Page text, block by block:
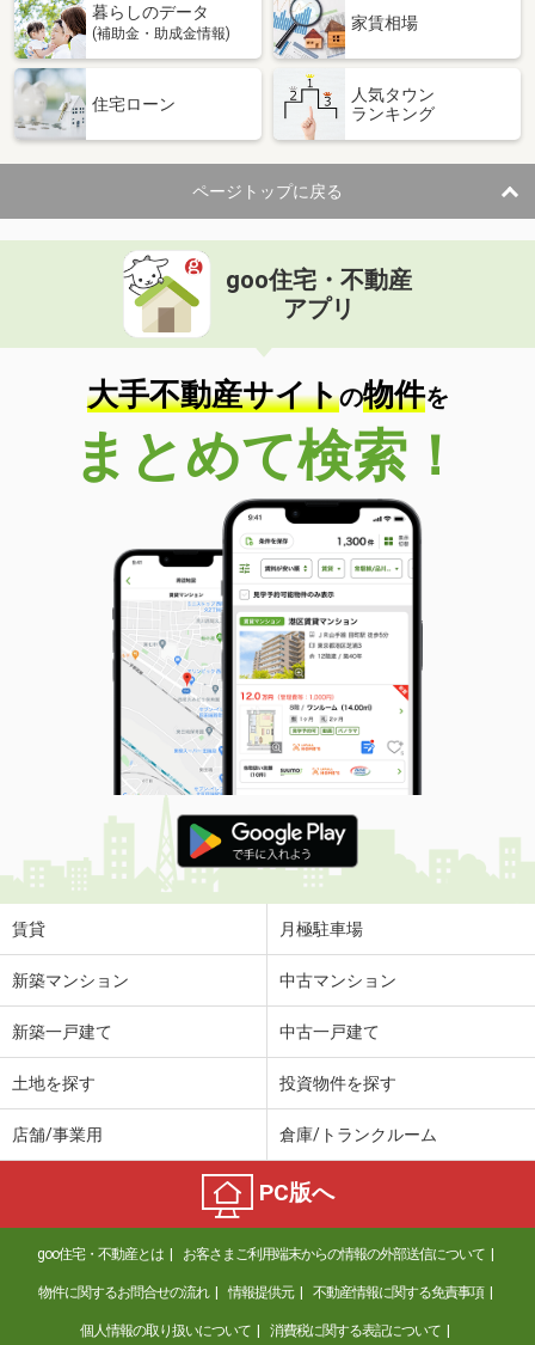
暮らしのデータ
(補助金・助成金情報)
家賃相場
住宅ローン
人気タウン
ランキング
ページトップに戻る
goo住宅・不動産
アプリ
大手不動産サイトの物件を
まとめて検索！
賃貸 月極駐車場
新築マンション 中古マンション
新築一戸建て 中古一戸建て
土地を探す 投資物件を探す
店舗/事業用 倉庫/トランクルーム
PC版へ
goo住宅・不動産とは お客さまご利用端末からの情報の外部送信について
物件に関するお問合せの流れ 情報提供元 不動産情報に関する免責事項
個人情報の取り扱いについて 消費税に関する表記について